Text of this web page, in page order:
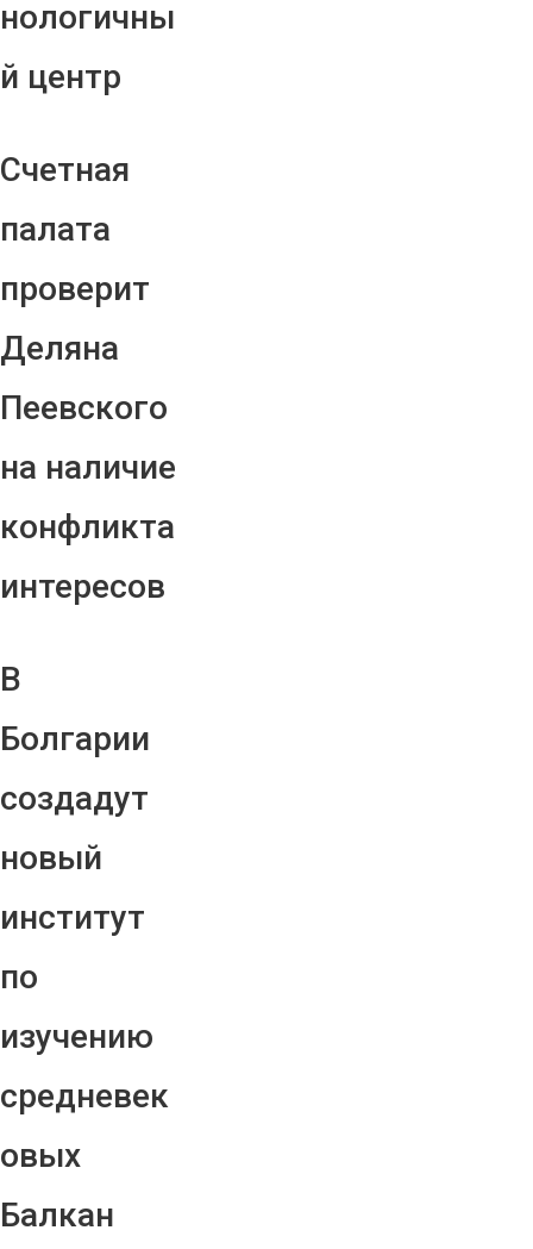
нологичны
й центр
Счетная
палата
проверит
Деляна
Пеевского
на наличие
конфликта
интересов
В
Болгарии
создадут
новый
институт
по
изучению
средневек
овых
Балкан